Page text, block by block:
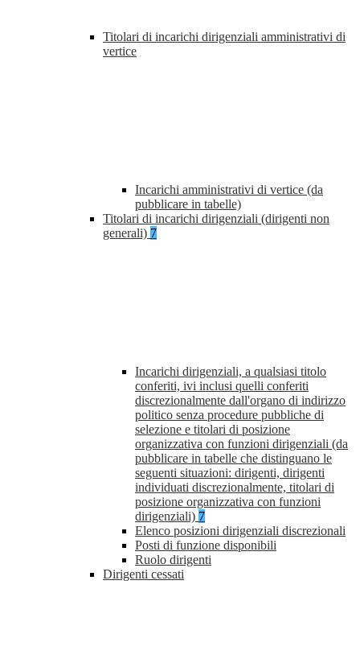
Titolari di incarichi dirigenziali amministrativi di
vertice
Incarichi amministrativi di vertice (da
pubblicare in tabelle)
Titolari di incarichi dirigenziali (dirigenti non
generali) 7
Incarichi dirigenziali, a qualsiasi titolo
conferiti, ivi inclusi quelli conferiti
discrezionalmente dall'organo di indirizzo
politico senza procedure pubbliche di
selezione e titolari di posizione
organizzativa con funzioni dirigenziali (da
pubblicare in tabelle che distinguano le
seguenti situazioni: dirigenti, dirigenti
individuati discrezionalmente, titolari di
posizione organizzativa con funzioni
dirigenziali) 7
Elenco posizioni dirigenziali discrezionali
Posti di funzione disponibili
Ruolo dirigenti
Dirigenti cessati